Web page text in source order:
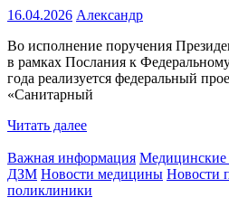
16.04.2026 Александр
Во исполнение поручения
в рамках Послания к
года реализуется федеральный
«Санитарный
Читать далее
Важная информация
ДЗМ Новости медицины Новости
поликлиники